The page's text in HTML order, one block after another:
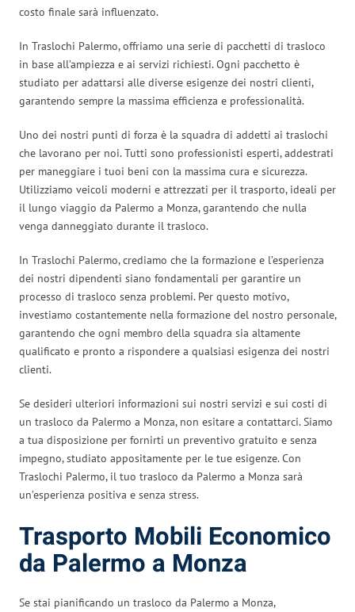
costo finale sarà influenzato.
In Traslochi Palermo, offriamo una serie di pacchetti di trasloco
in base all’ampiezza e ai servizi richiesti. Ogni pacchetto è
studiato per adattarsi alle diverse esigenze dei nostri clienti,
garantendo sempre la massima efficienza e professionalità.
Uno dei nostri punti di forza è la squadra di addetti ai traslochi
che lavorano per noi. Tutti sono professionisti esperti, addestrati
per maneggiare i tuoi beni con la massima cura e sicurezza.
Utilizziamo veicoli moderni e attrezzati per il trasporto, ideali per
il lungo viaggio da Palermo a Monza, garantendo che nulla
venga danneggiato durante il trasloco.
In Traslochi Palermo, crediamo che la formazione e l’esperienza
dei nostri dipendenti siano fondamentali per garantire un
processo di trasloco senza problemi. Per questo motivo,
investiamo costantemente nella formazione del nostro personale,
garantendo che ogni membro della squadra sia altamente
qualificato e pronto a rispondere a qualsiasi esigenza dei nostri
clienti.
Se desideri ulteriori informazioni sui nostri servizi e sui costi di
un trasloco da Palermo a Monza, non esitare a contattarci. Siamo
a tua disposizione per fornirti un preventivo gratuito e senza
impegno, studiato appositamente per le tue esigenze. Con
Traslochi Palermo, il tuo trasloco da Palermo a Monza sarà
un’esperienza positiva e senza stress.
Trasporto Mobili Economico
da Palermo a Monza
Se stai pianificando un trasloco da Palermo a Monza,